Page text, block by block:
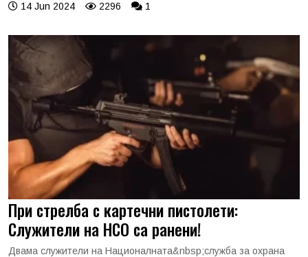
14 Jun 2024
2296 1
При стрелба с картечни пистолети:
Служители на НСО са ранени!
Двама служители на Националната&nbsp;служба за охрана